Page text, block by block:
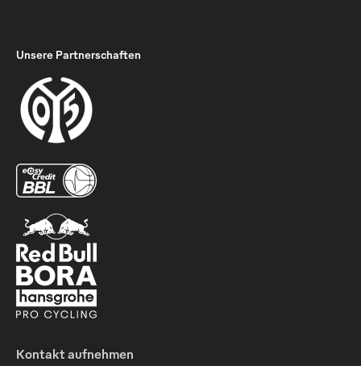
Unsere Partnerschaften
Kontakt aufnehmen